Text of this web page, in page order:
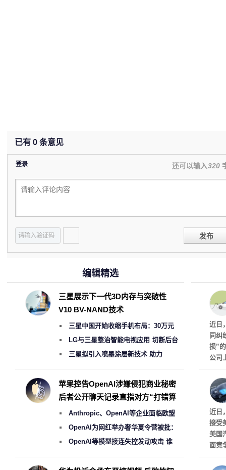
已有 0 条意见
登录 还可以输入320
发布
近日
同纠
损”
公司
事
给
近日
接受
美国
面竞
性。
编辑精选
三星展示下一代3D内存与突破性
V10 BV-NAND技术
三星中国开始收缩手机布局：30万元
月销售额不达标门店 将被逐步清退
LG与三星整治智能电视应用 切断后台
偷偷共享带宽的违规行为
三星拟引入喷墨涂层新技术 助力
度
苹果控告OpenAI涉嫌侵犯商业秘密
后者公开聊天记录直指对方“打错算
Anthropic、OpenAI等企业面临欧盟
《人工智能法案》全新执法权限审查
OpenAI为网红举办奢华夏令营被批：
2000美元一晚 遭讽“反乌托邦”
OpenAI等模型接连失控发动攻击 谁